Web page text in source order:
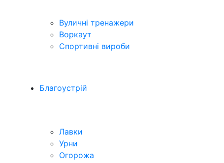
Вуличні тренажери
Воркаут
Спортивні вироби
Благоустрій
Лавки
Урни
Огорожа